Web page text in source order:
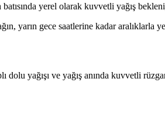
batısında yerel olarak kuvvetli yağış
yarın gece saatlerine kadar aralıklarla
yağışı ve yağış anında kuvvetli